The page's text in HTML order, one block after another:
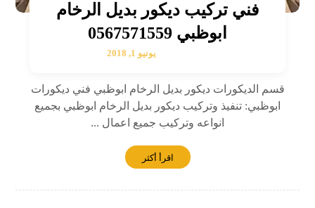
فني تركيب ديكور بديل الرخام
ابوظبي 0567571559
يونيو 1, 2018
قسم الديكورات ديكور بديل الرخام ابوظبي فني ديكورات
ابوظبي: تنفيذ وتركيب ديكور بديل الرخام ابوظبي بجميع
انواعه وتركيب جميع اعمال ...
اقرأ أكثر